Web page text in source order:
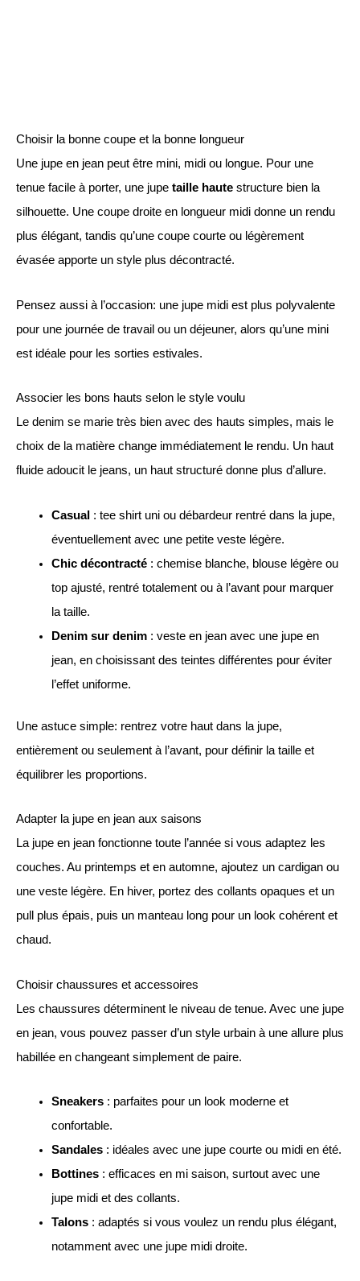
Choisir la bonne coupe et la bonne longueur
Une jupe en jean peut être mini, midi ou longue. Pour une
tenue facile à porter, une jupe taille haute structure bien la
silhouette. Une coupe droite en longueur midi donne un rendu
plus élégant, tandis qu’une coupe courte ou légèrement
évasée apporte un style plus décontracté.
Pensez aussi à l’occasion: une jupe midi est plus polyvalente
pour une journée de travail ou un déjeuner, alors qu’une mini
est idéale pour les sorties estivales.
Associer les bons hauts selon le style voulu
Le denim se marie très bien avec des hauts simples, mais le
choix de la matière change immédiatement le rendu. Un haut
fluide adoucit le jeans, un haut structuré donne plus d’allure.
Casual : tee shirt uni ou débardeur rentré dans la jupe,
éventuellement avec une petite veste légère.
Chic décontracté: chemise blanche, blouse légère ou
top ajusté, rentré totalement ou à l’avant pour marquer
la taille.
Denim sur denim: veste en jean avec une jupe en
jean, en choisissant des teintes différentes pour éviter
l’effet uniforme.
Une astuce simple: rentrez votre haut dans la jupe,
entièrement ou seulement à l’avant, pour définir la taille et
équilibrer les proportions.
Adapter la jupe en jean aux saisons
La jupe en jean fonctionne toute l’année si vous adaptez les
couches. Au printemps et en automne, ajoutez un cardigan ou
une veste légère. En hiver, portez des collants opaques et un
pull plus épais, puis un manteau long pour un look cohérent et
chaud.
Choisir chaussures et accessoires
Les chaussures déterminent le niveau de tenue. Avec une jupe
en jean, vous pouvez passer d’un style urbain à une allure plus
habillée en changeant simplement de paire.
Sneakers: parfaites pour un look moderne et
confortable.
Sandales: idéales avec une jupe courte ou midi en été.
Bottines: efficaces en mi saison, surtout avec une
jupe midi et des collants.
Talons: adaptés si vous voulez un rendu plus élégant,
notamment avec une jupe midi droite.